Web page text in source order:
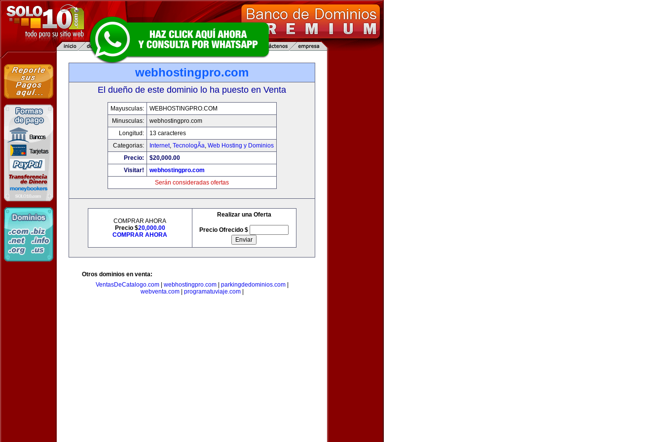
webhostingpro.com
El dueño de este dominio lo ha puesto en Venta
Mayusculas:
WEBHOSTINGPRO.COM
Minusculas:
webhostingpro.com
Longitud:
13 caracteres
Categorias:
Internet, TecnologÃ­a, Web Hosting y Dominios
Precio:
$20,000.00
Visitar!
webhostingpro.com
Serán consideradas ofertas
COMPRAR AHORA
Precio $20,000.00
COMPRAR AHORA
Realizar una Oferta
Precio Ofrecido $
Otros dominios en venta:
VentasDeCatalogo.com| webhostingpro.com| parkingdedominios.com|
webventa.com| programatuviaje.com|